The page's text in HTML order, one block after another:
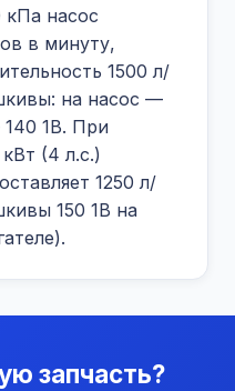
кПа насос
в минуту,
1500 л/
на насос —
140 1В. При
(4 л.с.)
1250 л/
150 1В на
запчасть?